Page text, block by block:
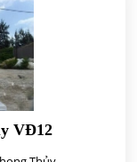
VĐ12